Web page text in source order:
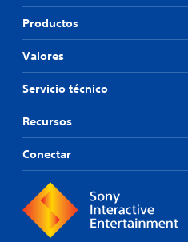
Productos
Valores
Servicio técnico
Recursos
Conectar